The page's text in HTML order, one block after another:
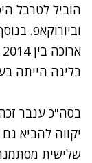
וביורוקאפ.
בליגה הייתה בעונת 20/21, אז הוביל את
יקווה להביא
שלישית